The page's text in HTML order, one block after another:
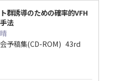
群誘導のための確率的VFH
法
予稿集(CD-ROM) 43rd